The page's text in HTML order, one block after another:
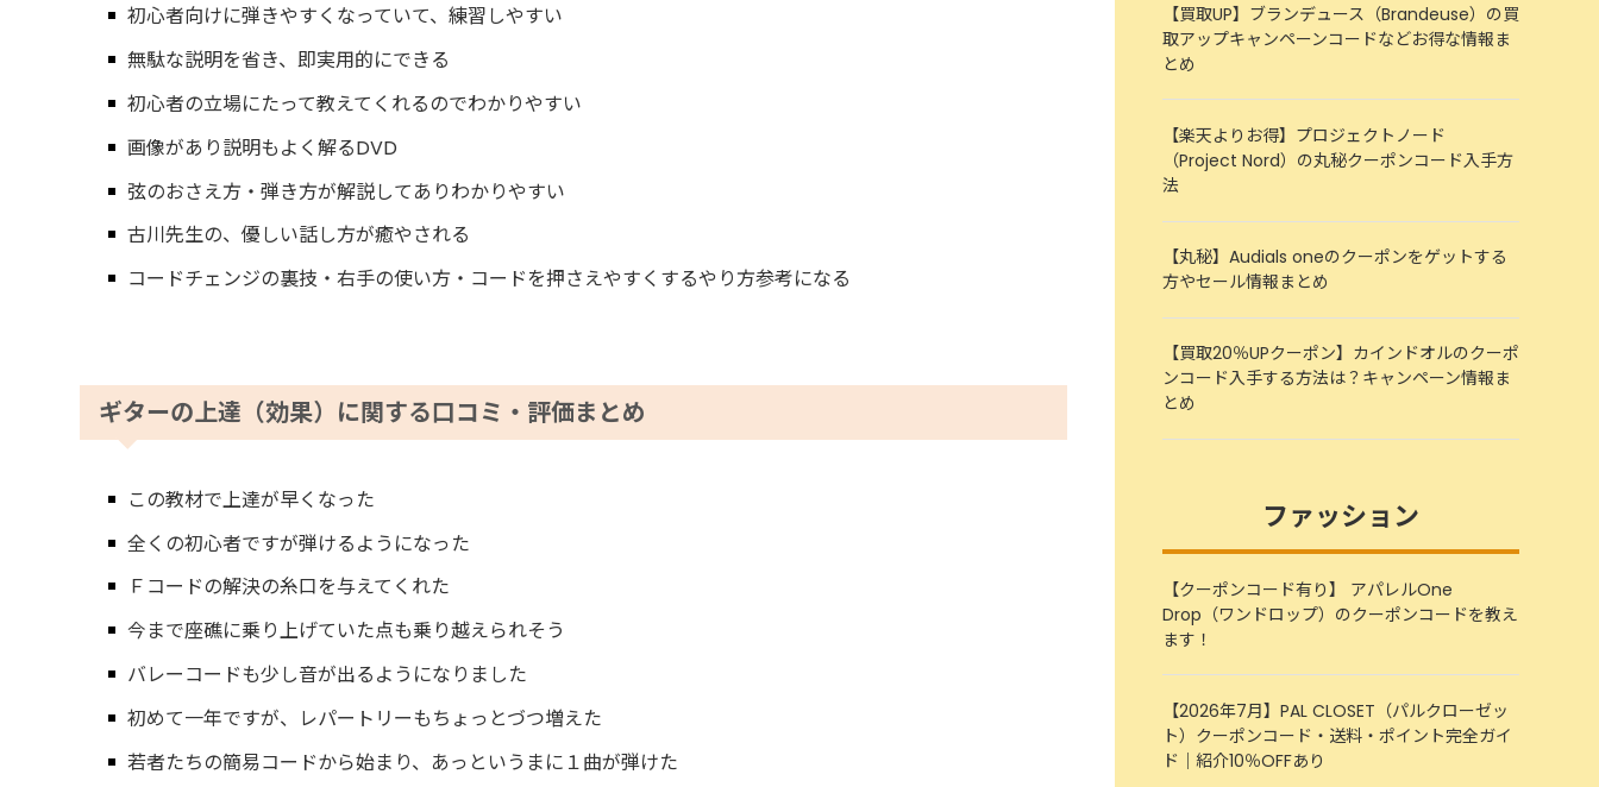
初心者向けに弾きやすくなっていて、練習しやすい
無駄な説明を省き、即実用的にできる
初心者の立場にたって教えてくれるのでわかりやすい
画像があり説明もよく解るDVD
弦のおさえ方・弾き方が解説してありわかりやすい
古川先生の、優しい話し方が癒やされる
コードチェンジの裏技・右手の使い方・コードを押さえやすくするやり方参考になる
ギターの上達（効果）に関する口コミ・評価まとめ
この教材で上達が早くなった
全くの初心者ですが弾けるようになった
Ｆコードの解決の糸口を与えてくれた
今まで座礁に乗り上げていた点も乗り越えられそう
バレーコードも少し音が出るようになりました
初めて一年ですが、レパートリーもちょっとづつ増えた
若者たちの簡易コードから始まり、あっというまに１曲が弾けた
【買取UP】ブランデュース（Brandeuse）の買
取アップキャンペーンコードなどお得な情報ま
とめ
【楽天よりお得】プロジェクトノード
（Project Nord）の丸秘クーポンコード入手方
法
【丸秘】Audials oneのクーポンをゲットする
方やセール情報まとめ
【買取20％UPクーポン】カインドオルのクーポ
ンコード入手する方法は？キャンペーン情報ま
とめ
ファッション
【クーポンコード有り】 アパレルOne
Drop（ワンドロップ）のクーポンコードを教え
ます！
【2026年7月】PAL CLOSET（パルクローゼッ
ト）クーポンコード・送料・ポイント完全ガイ
ド｜紹介10％OFFあり